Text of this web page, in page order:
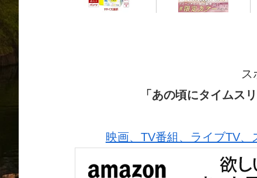
ス
「あの頃にタイムス
映画、TV番組、ライブTV、